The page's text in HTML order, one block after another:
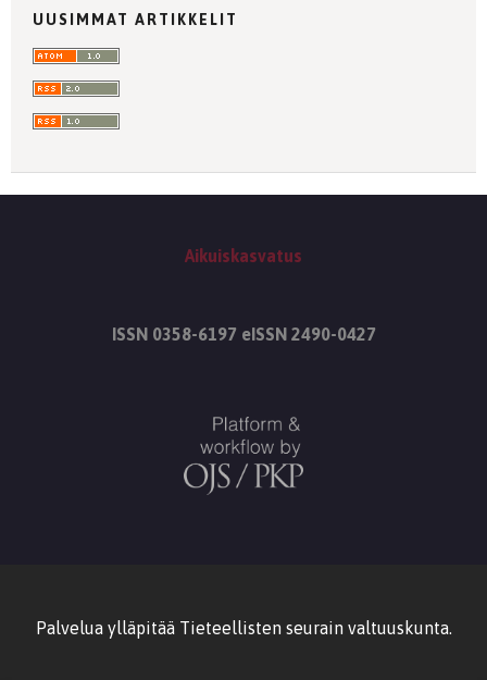
UUSIMMAT ARTIKKELIT
Aikuiskasvatus
ISSN 0358-6197 eISSN 2490-0427
Palvelua ylläpitää Tieteellisten seurain valtuuskunta